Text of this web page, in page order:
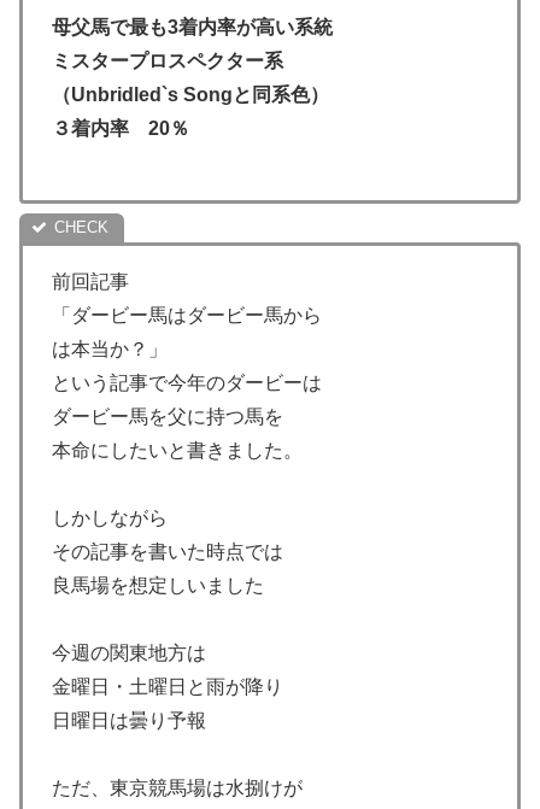
母父馬で最も3着内率が高い系統
ミスタープロスペクター系
（Unbridled`s Songと同系色）
３着内率 20％
前回記事
「ダービー馬はダービー馬から
は本当か？」
という記事で今年のダービーは
ダービー馬を父に持つ馬を
本命にしたいと書きました。
しかしながら
その記事を書いた時点では
良馬場を想定しいました
今週の関東地方は
金曜日・土曜日と雨が降り
日曜日は曇り予報
ただ、東京競馬場は水捌けが